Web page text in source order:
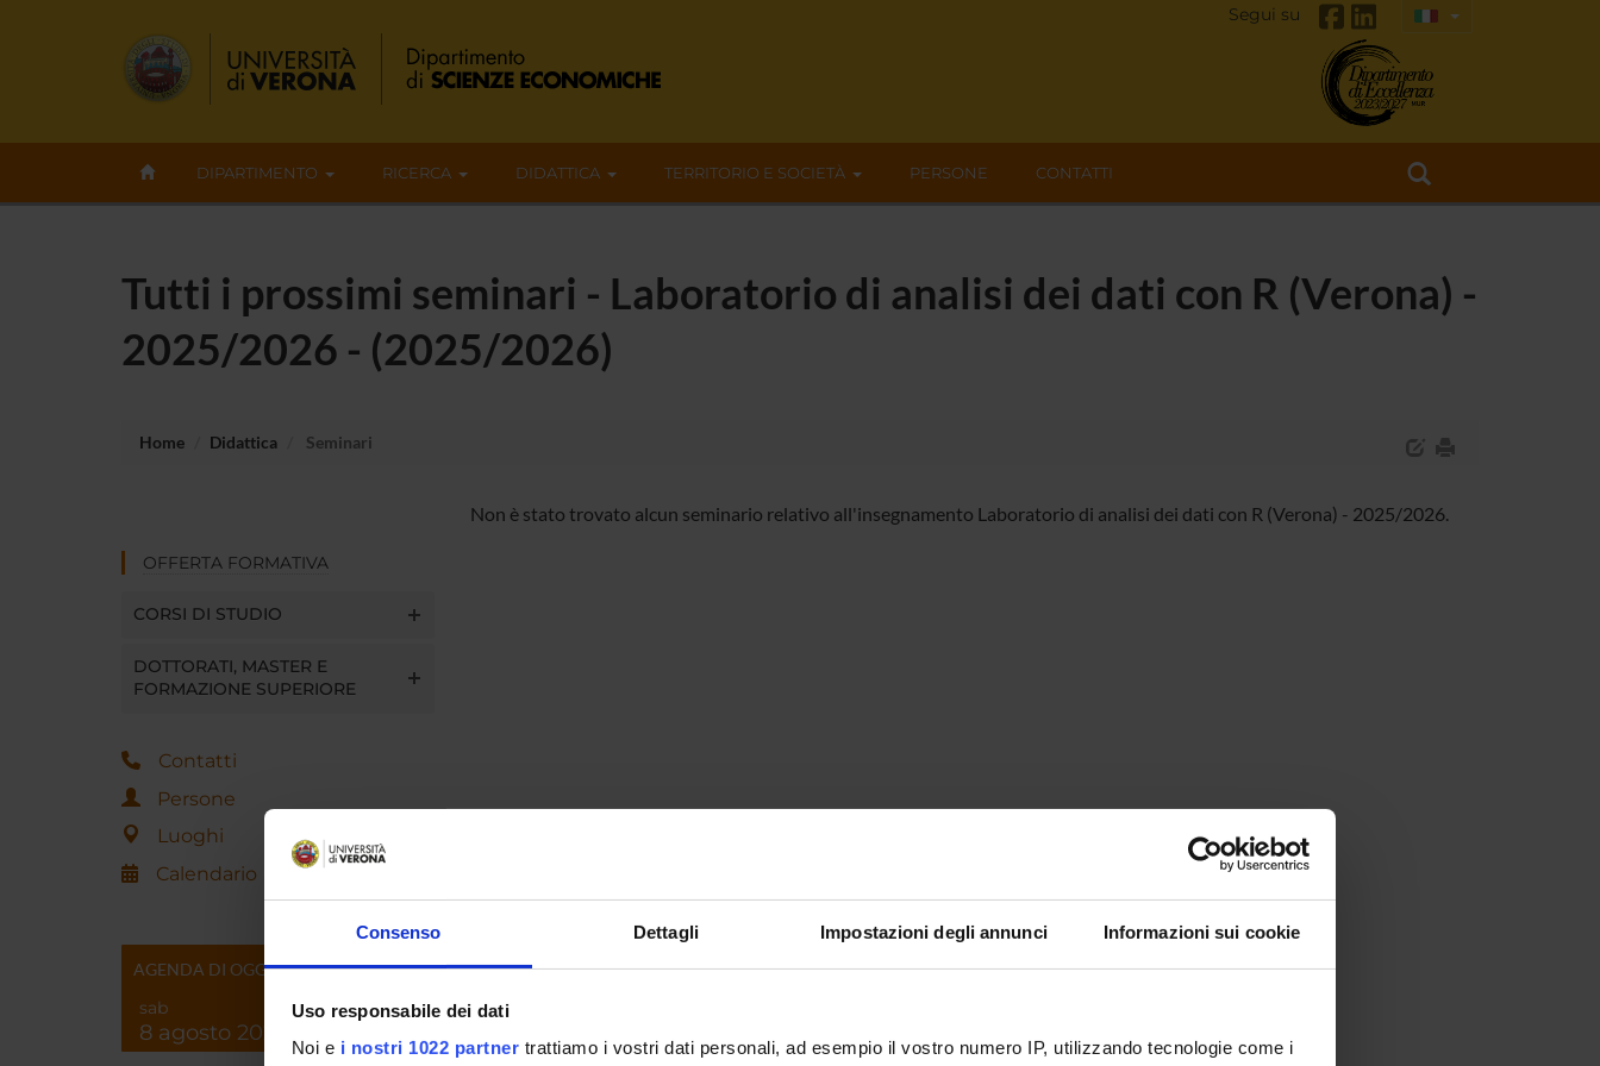
Consenso Dettagli Impostazioni degli annunci Informazioni sui cookie
Uso responsabile dei dati
Noi e i nostri 1022 partner trattiamo i vostri dati personali, ad esempio il vostro numero IP, utilizzando tecnologie come i
Segui su
DIPARTIMENTO RICERCA DIDATTICA TERRITORIO E SOCIETÀ PERSONE CONTATTI
Tutti i prossimi seminari - Laboratorio di analisi dei dati con R (Verona) -
2025/2026 - (2025/2026)
Home Didattica Seminari
OFFERTA FORMATIVA
CORSI DI STUDIO
DOTTORATI, MASTER E
FORMAZIONE SUPERIORE
Contatti
Persone
Luoghi
Calendario
AGENDA DI OGGI
sab
8 agosto 2026
Non è stato trovato alcun seminario relativo all'insegnamento Laboratorio di analisi dei dati con R (Verona) - 2025/2026.